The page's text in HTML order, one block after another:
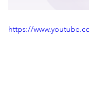
https://